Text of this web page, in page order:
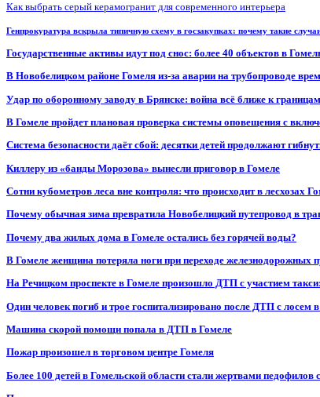
Как выбрать серый керамогранит для современного интерьера
Генпрокуратура вскрыла типичную схему в госзакупках: почему такие
Государственные активы идут под снос: более 40 объектов в
В Новобелицком районе Гомеля из-за аварии на трубопроводе
Удар по оборонному заводу в Брянске: война всё ближе к
В Гомеле пройдет плановая проверка системы оповещения с
Система безопасности даёт сбой: десятки детей продолжают
Киллеру из «банды Морозова» вынесли приговор в Гомеле
Сотни кубометров леса вне контроля: что происходит в лесхозах
Почему обычная зима превратила Новобелицкий путепровод в
Почему два жилых дома в Гомеле остались без горячей воды?
В Гомеле женщина потеряла ноги при переходе железнодорожных
На Речицком проспекте в Гомеле произошло ДТП с участием
Один человек погиб и трое госпитализировано после ДТП с лосем
Машина скорой помощи попала в ДТП в Гомеле
Пожар произошел в торговом центре Гомеля
Более 100 детей в Гомельской области стали жертвами педофилов